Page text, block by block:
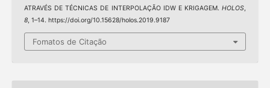
ATRAVÉS DE TÉCNICAS DE INTERPOLAÇÃO IDW E KRIGAGEM.HOLOS,
8, 1–14. https://doi.org/10.15628/holos.2019.9187
Fomatos de Citação